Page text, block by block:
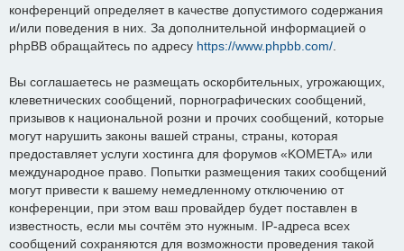
конференций определяет в качестве допустимого содержания
и/или поведения в них. За дополнительной информацией о
phpBB обращайтесь по адресу https://www.phpbb.com/
Вы соглашаетесь не размещать оскорбительных, угрожающих,
клеветнических сообщений, порнографических сообщений,
призывов к национальной розни и прочих сообщений, которые
могут нарушить законы вашей страны, страны, которая
предоставляет услуги хостинга для форумов «KOMETA» или
международное право. Попытки размещения таких сообщений
могут привести к вашему немедленному отключению от
конференции, при этом ваш провайдер будет поставлен в
известность, если мы сочтём это нужным. IP-адреса всех
сообщений сохраняются для возможности проведения такой